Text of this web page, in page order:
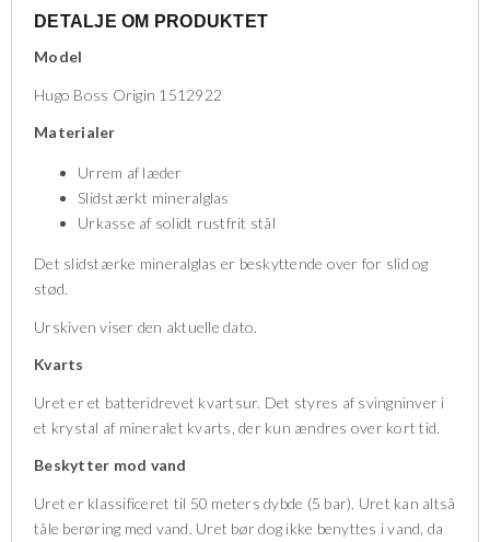
DETALJE OM PRODUKTET
Model
Hugo Boss Origin 1512922
Materialer
Urrem af læder
Slidstærkt mineralglas
Urkasse af solidt rustfrit stål
Det slidstærke mineralglas er beskyttende over for slid og
stød.
Urskiven viser den aktuelle dato.
Kvarts
Uret er et batteridrevet kvartsur. Det styres af svingninver i
et krystal af mineralet kvarts, der kun ændres over kort tid.
Beskytter mod vand
Uret er klassificeret til 50 meters dybde (5 bar). Uret kan altså
tåle berøring med vand. Uret bør dog ikke benyttes i vand, da